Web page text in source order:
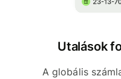
Utalások
A globális